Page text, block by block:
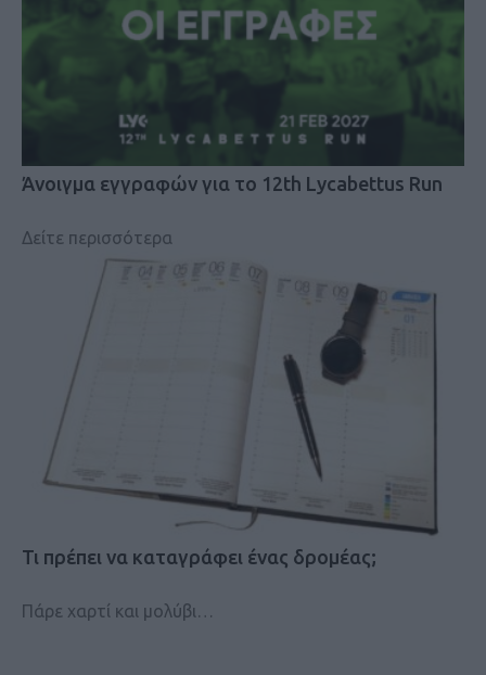
Άνοιγμα εγγραφών για το 12th Lycabettus Run
Δείτε περισσότερα
Τι πρέπει να καταγράφει ένας δρομέας;
Πάρε χαρτί και μολύβι…